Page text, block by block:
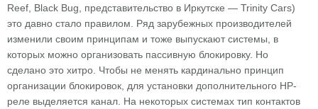
Reef, Black Bug, представительство в Иркутске — Trinity Cars)
это давно стало правилом. Ряд зарубежных производителей
изменили своим принципам и тоже выпускают системы, в
которых можно организовать пассивную блокировку. Но
сделано это хитро. Чтобы не менять кардинально принцип
организации блокировок, для установки дополнительного НР-
реле выделяется канал. На некоторых системах тип контактов